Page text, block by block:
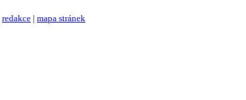
redakce | mapa stránek